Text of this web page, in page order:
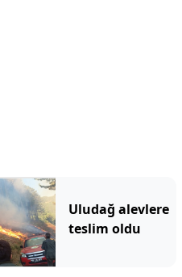
Uludağ alevlere
teslim oldu